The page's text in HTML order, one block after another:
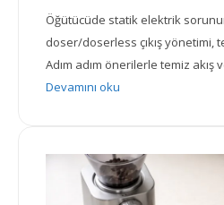
Öğütücüde statik elektrik
doser/doserless çıkış yönetimi,
Adım adım önerilerle temiz akış
Devamını oku